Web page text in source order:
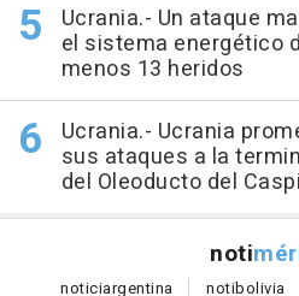
Ucrania.- Un ataque
el sistema energético
menos 13 heridos
Ucrania.- Ucrania
sus ataques a la
del Oleoducto del
noti
noticiargentina notibolivia